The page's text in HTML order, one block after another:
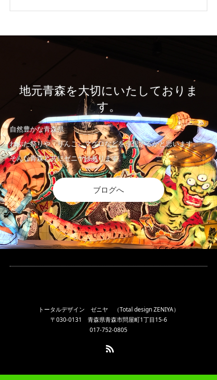
地元青森を大切にいたしておりま
す。
自然豊かな青森県
ねぶた祭りや、りんご、マグロなどを連想するかと思います。
そんな青森と共にゼニヤはあります。
ブログへ
トータルデザイン ゼニヤ （Total design ZENIYA）
〒030-0131 青森県青森市問屋町1丁目15-6
017-752-0805